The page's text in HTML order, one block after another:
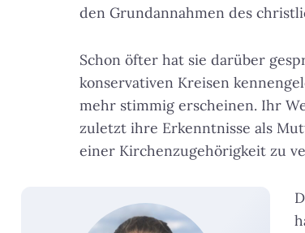
den Grundannahmen des
Schon öfter hat sie darüber
konservativen Kreisen
mehr stimmig erscheinen. Ihr
zuletzt ihre Erkenntnisse als
einer Kirchenzugehörigkeit zu